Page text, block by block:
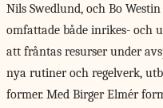
Nils Swedlund, och Bo
omfattade både inrikes- och
att fråntas resurser under
nya rutiner och regelverk,
former. Med Birger Elmér